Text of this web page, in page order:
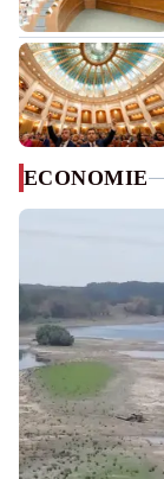
ECONOMIE